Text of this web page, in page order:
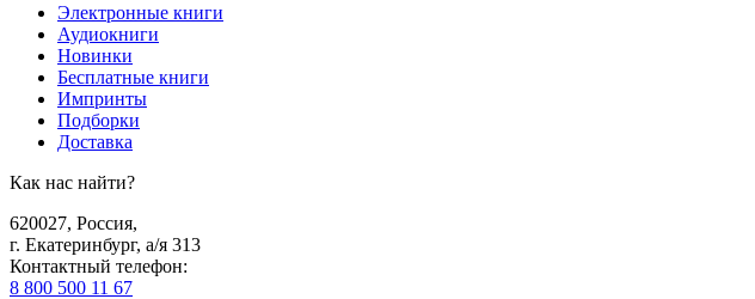
Электронные книги
Аудиокниги
Новинки
Бесплатные книги
Импринты
Подборки
Доставка
Как нас найти?
620027, Россия,
г. Екатеринбург, а/я 313
Контактный телефон:
8 800 500 11 67